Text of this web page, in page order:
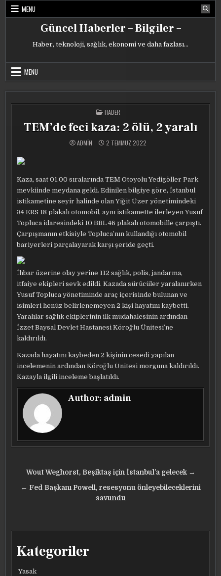
Skip
MENU
Güncel Haberler – Bilgiler –
Haber, teknoloji, sağlık, ekonomi ve daha fazlası…
MENU
POSTED
IN
HABER
TEM’de feci kaza: 2 ölü, 2 yaralı
ADMIN 2 TEMMUZ 2022
Kaza, saat 01.00 sıralarında TEM Otoyolu Yedigöller Park
mevkiinde meydana geldi. Edinilen bilgiye göre, İstanbul
istikametine seyir halinde olan Yiğit Üzer yönetimindeki
34 ERS 18 plakalı otomobil, aynı istikamette ilerleyen Yusuf
Topluca idaresindeki 10 BBL 46 plakalı otomobille çarpıştı.
Çarpışmanın etkisiyle Topluca’nın kullandığı otomobil
bariyerleri parçalayarak karşı şeride geçti.
İhbar üzerine olay yerine 112 sağlık, polis, jandarma,
itfaiye ekipleri sevk edildi. Kazada sürücüler yaralanırken
Yusuf Topluca yönetiminde araç içerisinde bulunan ve
isimleri henüz belirlenemeyen 2 kişi hayatını kaybetti.
Yaralılar sağlık ekiplerinin ilk müdahalesinin ardından
İzzet Baysal Devlet Hastanesi Köroğlu Ünitesi’ne
kaldırıldı.
Kazada hayatını kaybeden 2 kişinin cesedi yapılan
incelemenin ardından Köroğlu Ünitesi morguna kaldırıldı.
Kazayla ilgili inceleme başlatıldı.
Author: admin
Yazı
gezinmesi
Wout Weghorst, Beşiktaş için İstanbul’a gelecek →
← Fed Başkanı Powell, resesyonu önleyebileceklerini
savundu
Kategoriler
Yasak